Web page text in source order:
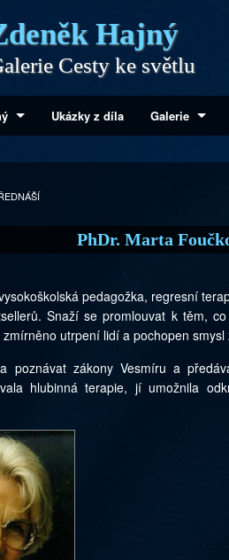
Hajný
Cesty ke světlu
Ukázky z díla Galerie
PhDr. Marta
pedagožka, regresní
Snaží se promlouvat k těm,
utrpení lidí a pochopen smysl
poznávat zákony Vesmíru a
hlubinná terapie, jí umožnila